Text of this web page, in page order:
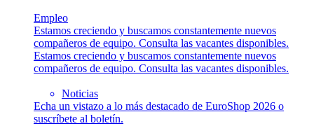
Empleo
Estamos creciendo y buscamos constantemente nuevos
compañeros de equipo. Consulta las vacantes disponibles.
Estamos creciendo y buscamos constantemente nuevos
compañeros de equipo. Consulta las vacantes disponibles.
Noticias
Echa un vistazo a lo más destacado de EuroShop 2026 o
suscríbete al boletín.